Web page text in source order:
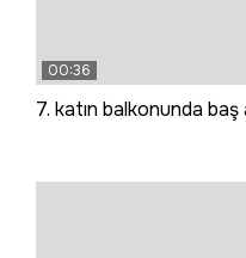
00:36
7. katın balkonunda baş